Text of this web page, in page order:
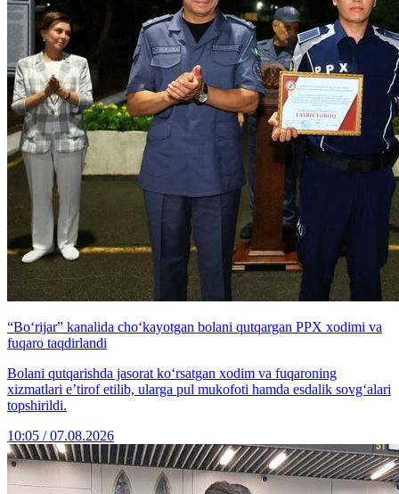
“Bo‘rijar” kanalida cho‘kayotgan bolani qutqargan PPX xodimi va
fuqaro taqdirlandi
Bolani qutqarishda jasorat ko‘rsatgan xodim va fuqaroning
xizmatlari e’tirof etilib, ularga pul mukofoti hamda esdalik sovg‘alari
topshirildi.
10:05 / 07.08.2026